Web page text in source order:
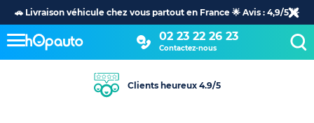
🚗 Livraison véhicule chez vous partout en France 🌟 Avis : 4,9/5 🌟
02 23 22 26 23
Contactez-nous
Clients heureux 4.9/5